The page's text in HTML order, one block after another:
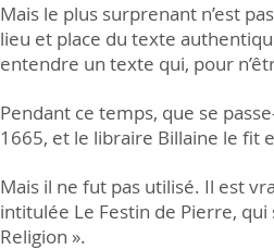
Mais le plus surprenant n’est
lieu et place du texte
entendre un texte qui, pour
Pendant ce temps, que se
1665, et le libraire Billaine le fit
Mais il ne fut pas utilisé. Il est
intitulée Le Festin de Pierre, qui
Religion ».